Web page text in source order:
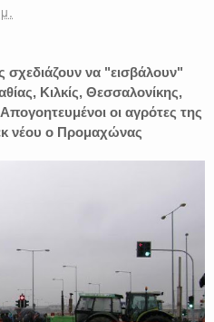
να "εισβάλουν"
Κιλκίς, Θεσσαλονίκης,
οι αγρότες της
νέου ο Προμαχώνας